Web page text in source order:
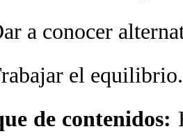
a conocer
el equilibrio.
de contenidos: